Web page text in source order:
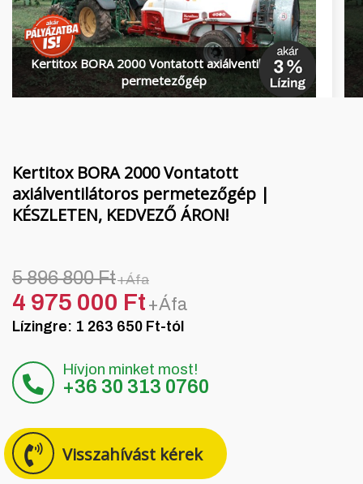
QUIVOGNE talajmunkagépek
LETÁK-LEKO talajmunkagépek
Karrier
Rólunk
Română
Čeština
Nederlands
Français
Kertitox BORA 2000 Vontatott axiálventilátoros
permetezőgép
Kertitox BORA 2000 Vontatott
axiálventilátoros permetezőgép |
KÉSZLETEN, KEDVEZŐ ÁRON!
5 896 800 Ft+Áfa
4 975 000 Ft +Áfa
Lízingre: 1 263 650 Ft-tól
Hívjon minket most!
+36 30 313 0760
Visszahívást kérek